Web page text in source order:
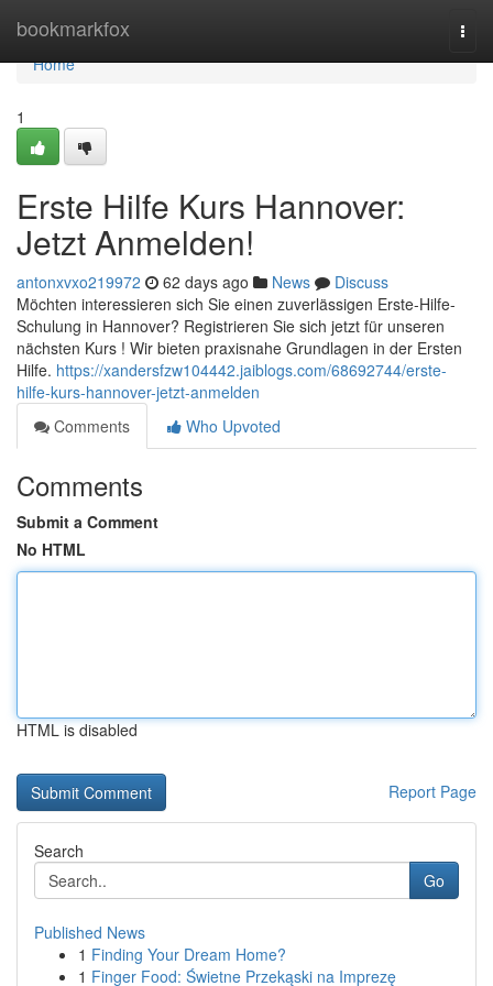
bookmarkfox
Home
Home
1
Erste Hilfe Kurs Hannover:
Jetzt Anmelden!
antonxvxo219972 62 days ago News
Discuss
Möchten interessieren sich Sie einen zuverlässigen Erste-Hilfe-
Schulung in Hannover? Registrieren Sie sich jetzt für unseren
nächsten Kurs ! Wir bieten praxisnahe Grundlagen in der Ersten
Hilfe. https://xandersfzw104442.jaiblogs.com/68692744/erste-
hilfe-kurs-hannover-jetzt-anmelden
Comments
Who Upvoted
Comments
Submit a Comment
No HTML
HTML is disabled
Report Page
Search
Go
Published News
1 Finding Your Dream Home?
1 Finger Food: Świetne Przekąski na Imprezę